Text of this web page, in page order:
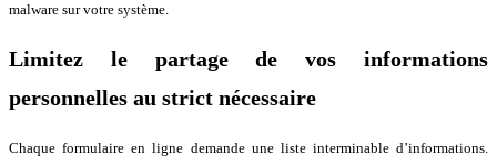
malware sur votre système.
Limitez le partage de vos informations
personnelles au strict nécessaire
Chaque formulaire en ligne demande une liste interminable d’informations.